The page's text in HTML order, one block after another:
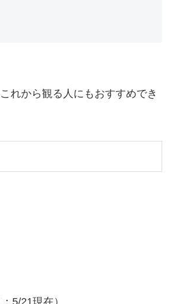
れから観る人にもおすすめでき